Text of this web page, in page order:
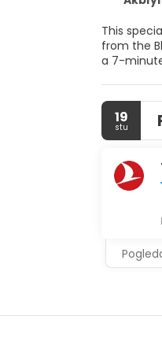
This
from the
a 7-
19
stu